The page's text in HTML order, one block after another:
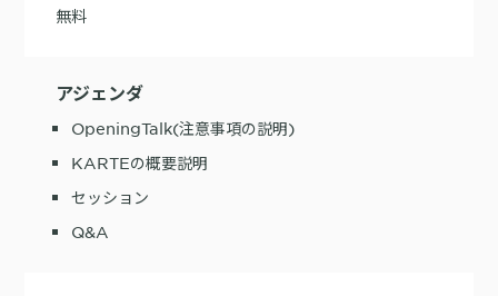
無料
アジェンダ
OpeningTalk(注意事項の説明)
KARTEの概要説明
セッション
Q&A